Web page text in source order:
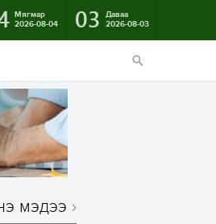
Мягмар
2026-08-04
03
Даваа
2026-08-03
мэдээ